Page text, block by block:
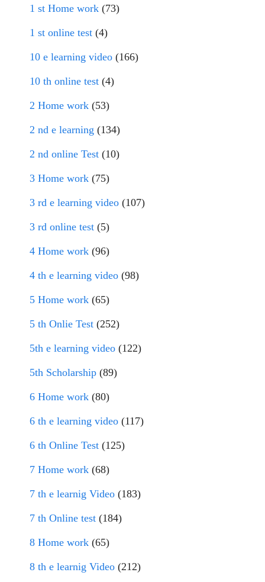
1 st Home work (73)
1 st online test (4)
10 e learning video (166)
10 th online test (4)
2 Home work (53)
2 nd e learning (134)
2 nd online Test (10)
3 Home work (75)
3 rd e learning video (107)
3 rd online test (5)
4 Home work (96)
4 th e learning video (98)
5 Home work (65)
5 th Onlie Test (252)
5th e learning video (122)
5th Scholarship (89)
6 Home work (80)
6 th e learning video (117)
6 th Online Test (125)
7 Home work (68)
7 th e learnig Video (183)
7 th Online test (184)
8 Home work (65)
8 th e learnig Video (212)